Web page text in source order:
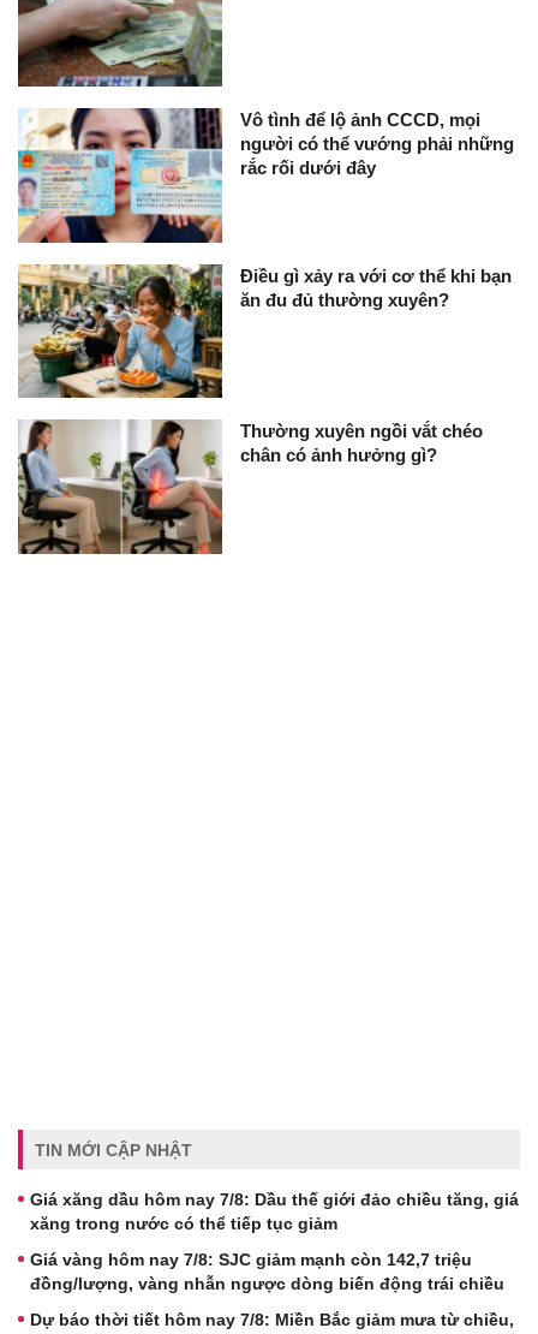
Vô tình để lộ ảnh CCCD, mọi
người có thể vướng phải những
rắc rối dưới đây
Điều gì xảy ra với cơ thể khi bạn
ăn đu đủ thường xuyên?
Thường xuyên ngồi vắt chéo
chân có ảnh hưởng gì?
TIN MỚI CẬP NHẬT
Giá xăng dầu hôm nay 7/8: Dầu thế giới đảo chiều tăng, giá
xăng trong nước có thể tiếp tục giảm
Giá vàng hôm nay 7/8: SJC giảm mạnh còn 142,7 triệu
đồng/lượng, vàng nhẫn ngược dòng biến động trái chiều
Dự báo thời tiết hôm nay 7/8: Miền Bắc giảm mưa từ chiều,